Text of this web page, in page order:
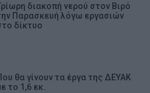
διακοπή νερού στον Βιρό
Παρασκευή λόγω εργασιών
δίκτυο
θα γίνουν τα έργα της ΔΕΥΑΚ
το 1,6 εκ.